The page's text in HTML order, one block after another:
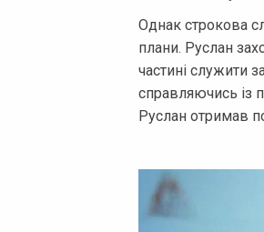
Однак строкова
плани. Руслан
частині служити
справляючись із
Руслан отримав